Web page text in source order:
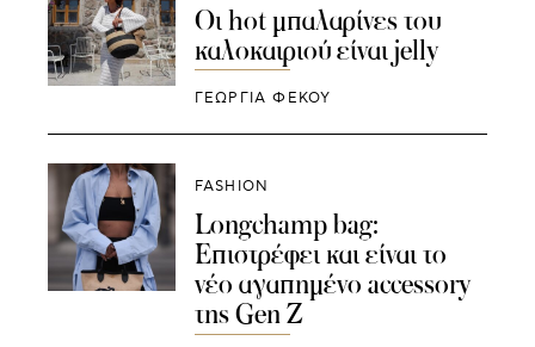
Οι hot μπαλαρίνες του
καλοκαιριού είναι jelly
ΓΕΩΡΓΙΑ ΦΕΚΟΥ
FASHION
Longchamp bag:
Επιστρέφει και είναι το
νέο αγαπημένο accessory
της Gen Z